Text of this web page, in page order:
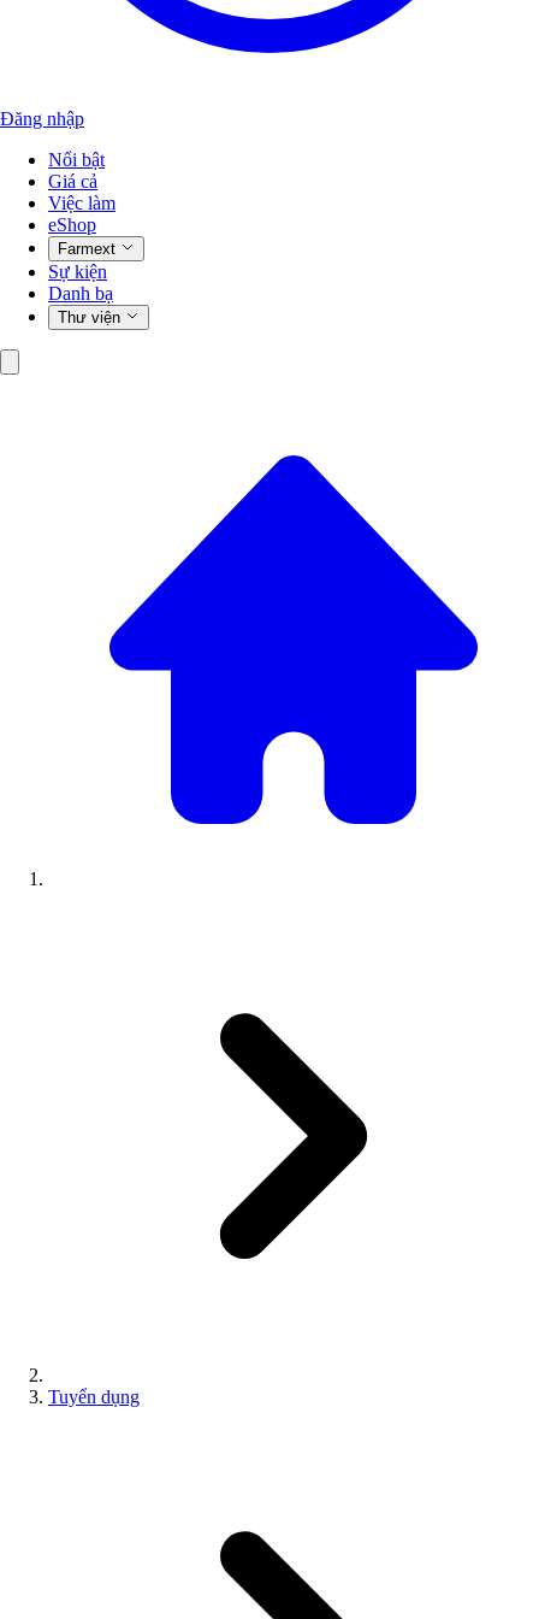
Đăng nhập
Nổi bật
Giá cả
Việc làm
eShop
Farmext
Sự kiện
Danh bạ
Thư viện
Tuyển dụng